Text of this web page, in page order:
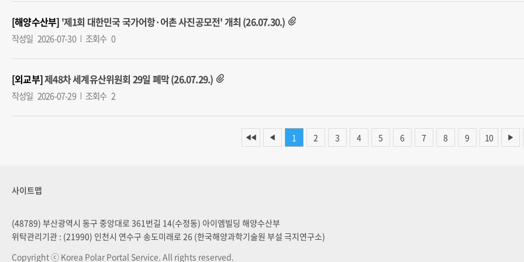
[해양수산부] '제1회 대한민국 국가어항·어촌 사진공모전' 개최 (26.07.30.)
작성일 2026-07-30 조회수 0
[외교부]제48차 세계유산위원회 29일 폐막 (26.07.29.)
작성일 2026-07-29 조회수 2
◀◀ ◀ 1 2 3 4 5 6 7 8 9 10 ▶
사이트맵
(48789) 부산광역시 동구 중앙대로 361번길 14(수정동) 아이엠빌딩 해양수산부
위탁관리기관 : (21990) 인천시 연수구 송도미래로 26 (한국해양과학기술원 부설 극지연구소)
Copyright ⓒ Korea Polar Portal Service. All rights reserved.